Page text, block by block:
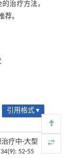
治疗方法，
荐。
引用格式 ▾
疗中-大型
52-55